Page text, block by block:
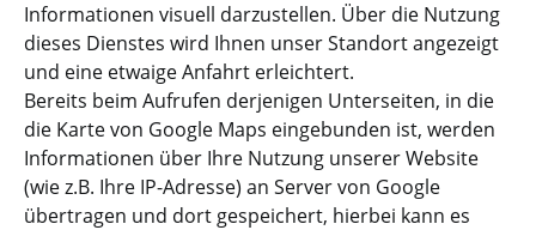
Informationen visuell darzustellen. Über die Nutzung
dieses Dienstes wird Ihnen unser Standort angezeigt
und eine etwaige Anfahrt erleichtert.
Bereits beim Aufrufen derjenigen Unterseiten, in die
die Karte von Google Maps eingebunden ist, werden
Informationen über Ihre Nutzung unserer Website
(wie z.B. Ihre IP-Adresse) an Server von Google
übertragen und dort gespeichert, hierbei kann es